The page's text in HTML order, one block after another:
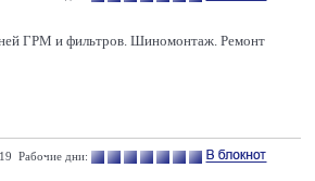
ГРМ и фильтров. Шиномонтаж. Ремонт
Рабочие дни: